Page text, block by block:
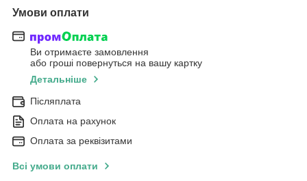
Умови оплати
Ви отримаєте замовлення
або гроші повернуться на вашу картку
Детальніше
Післяплата
Оплата на рахунок
Оплата за реквізитами
Всі умови оплати